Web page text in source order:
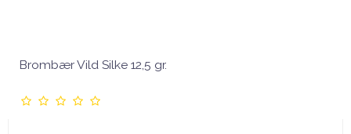
Brombær Vild Silke 12,5 gr.